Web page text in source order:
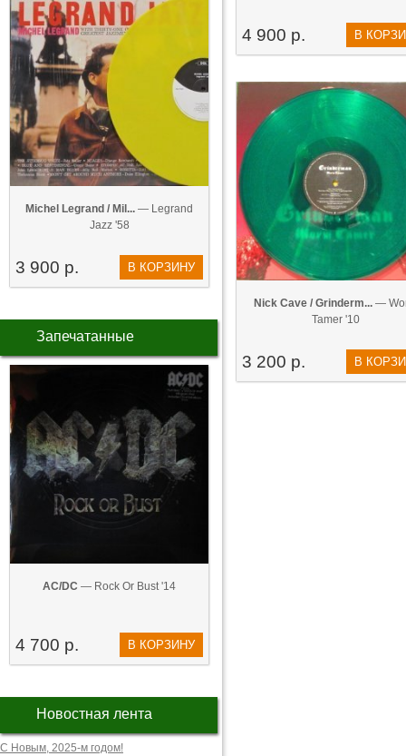
Michel Legrand / Mil... — Legrand
Jazz '58
3 900 р. В КОРЗИНУ
Запечатанные
AC/DC — Rock Or Bust '14
4 700 р. В КОРЗИНУ
Новостная лента
С Новым, 2025-м годом!
4 900 р. В
Nick Cave / Grinderm... —
Tamer '10
3 200 р. В